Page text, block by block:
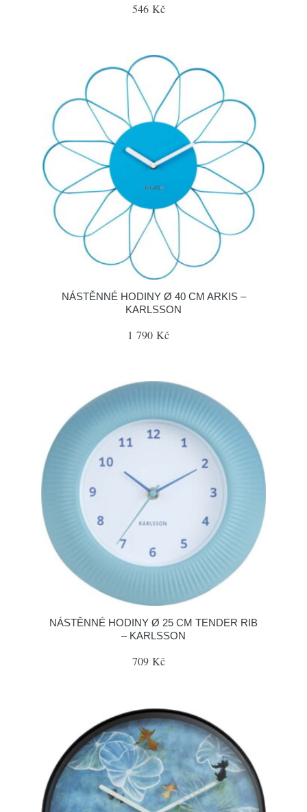
546 Kč
NÁSTĚNNÉ HODINY Ø 40 CM ARKIS –
KARLSSON
1 790 Kč
NÁSTĚNNÉ HODINY Ø 25 CM TENDER RIB
– KARLSSON
709 Kč